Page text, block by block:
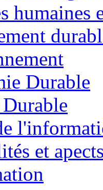
humaines
Durable
et